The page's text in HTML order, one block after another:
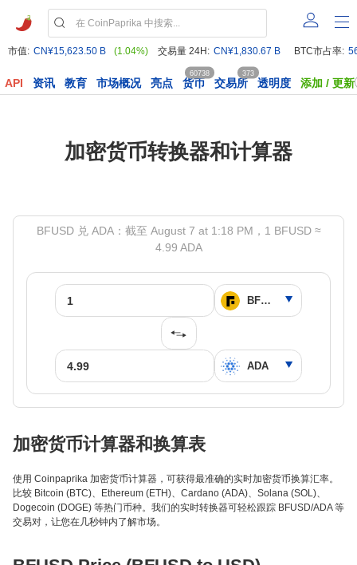
市值: CN¥15,623.50 B (1.04%) 交易量 24H: CN¥1,830.67 B BTC市占率:
API 资讯 教育 市场概况 亮点 货币
60738
交易所
373
透明度 添加 / 更新
加密货币转换器和计算器
BFUSD 兑 ADA：截至 August 7 at 1:18 PM，1 BFUSD ≈
4.99 ADA
加密货币计算器和换算表
使用 Coinpaprika 加密货币计算器，可获得最准确的实时加密货币换算汇率。
比较 Bitcoin (BTC)、Ethereum (ETH)、Cardano (ADA)、Solana (SOL)、
Dogecoin (DOGE) 等热门币种。我们的实时转换器可轻松跟踪 BFUSD/ADA 等
交易对，让您在几秒钟内了解市场。